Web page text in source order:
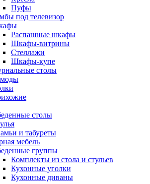
Пуфы
под телевизор
Распашные шкафы
Шкафы-витрины
Стеллажи
Шкафы-купе
столы
столы
и табуреты
мебель
группы
Комплекты из стола и стульев
Кухонные уголки
Кухонные диваны